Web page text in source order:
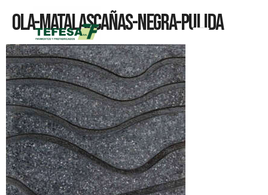
Ola-Matalascañas-Negra-Pulida